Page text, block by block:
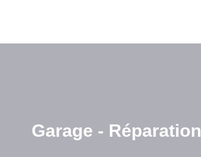
Garage - Réparation